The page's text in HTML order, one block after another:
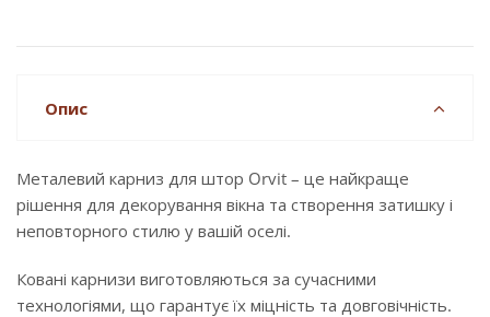
Опис
Металевий карниз для штор Orvit – це найкраще
рішення для декорування вікна та створення затишку і
неповторного стилю у вашій оселі.
Ковані карнизи виготовляються за сучасними
технологіями, що гарантує їх міцність та довговічність.